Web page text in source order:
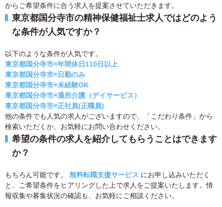
からご希望条件に合う求人を提案させていただきます。
東京都国分寺市の精神保健福祉士求人ではどのよう
な条件が人気ですか？
以下のような条件が人気です。
東京都国分寺市×年間休日110日以上
東京都国分寺市×日勤のみ
東京都国分寺市×未経験OK
東京都国分寺市×通所介護（デイサービス）
東京都国分寺市×正社員(正職員)
他の条件でも人気の求人がございますので、「こだわり条件」から
検索いただくか、お気軽にお問い合わせください。
希望の条件の求人を紹介してもらうことはできます
か？
もちろん可能です。 無料転職支援サービス にお申し込みいただく
と、ご希望条件をヒアリングした上で求人をご提案いたします。情
報収集や募集状況の確認も、お気軽にご相談ください。